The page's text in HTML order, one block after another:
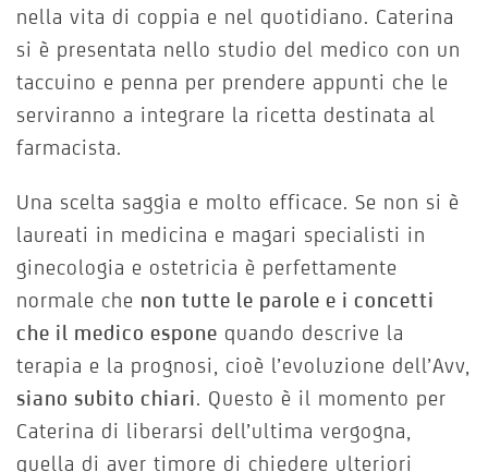
nella vita di coppia e nel quotidiano. Caterina
si è presentata nello studio del medico con un
taccuino e penna per prendere appunti che le
serviranno a integrare la ricetta destinata al
farmacista.
Una scelta saggia e molto efficace. Se non si è
laureati in medicina e magari specialisti in
ginecologia e ostetricia è perfettamente
normale che non tutte le parole e i concetti
che il medico espone quando descrive la
terapia e la prognosi, cioè l’evoluzione dell’Avv,
siano subito chiari. Questo è il momento per
Caterina di liberarsi dell’ultima vergogna,
quella di aver timore di chiedere ulteriori